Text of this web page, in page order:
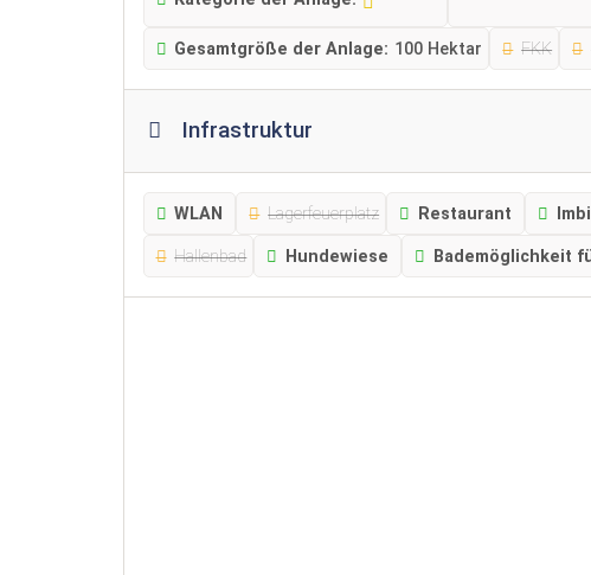
Gesamtgröße der Anlage: 100 Hektar FKK
Infrastruktur
WLAN Lagerfeuerplatz Restaurant
Hallenbad Hundewiese Bademöglichkeit